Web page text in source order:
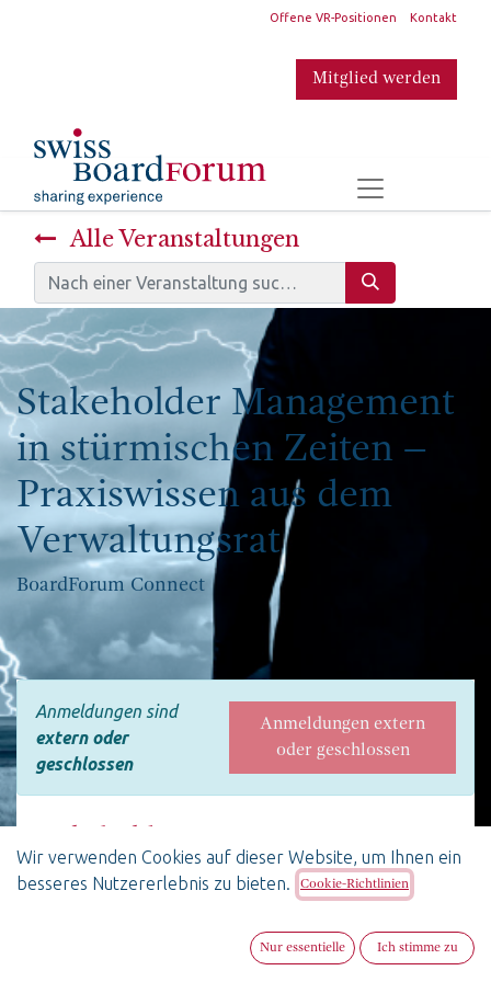
Offene VR-Positionen Kontakt
Mitglied werden
Alle Veranstaltungen
Stakeholder Management
in stürmischen Zeiten –
Praxiswissen aus dem
Verwaltungsrat
BoardForum Connect
Anmeldungen sind
extern oder
geschlossen
Anmeldungen extern
oder geschlossen
stürmischen Zeiten –
Wir verwenden Cookies auf dieser Website, um Ihnen ein
besseres Nutzererlebnis zu bieten.
Cookie-Richtlinien
Nur essentielle Ich stimme zu